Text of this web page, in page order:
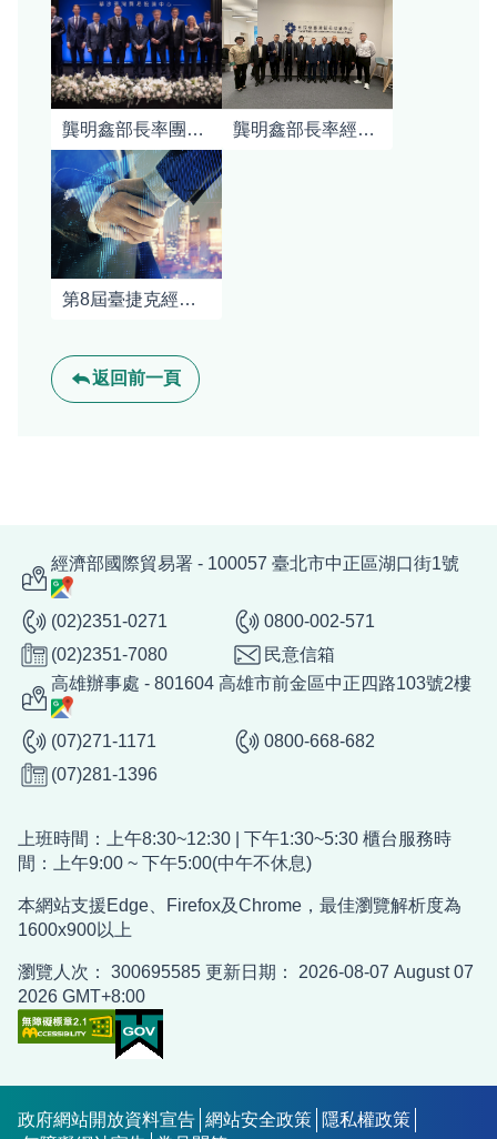
龔明鑫部長率團訪波蘭 揭牌「華沙貿易投資中心」 深化民主供應鏈夥伴關係 龔明鑫部長率經貿訪團四訪捷克 深化臺捷經貿夥伴關係
第8屆臺捷克經技諮商會議，持續深化雙邊經貿合作
返回前一頁
經濟部國際貿易署 - 100057 臺北市中正區湖口街1號
(02)2351-0271
0800-002-571
(02)2351-7080
民意信箱
高雄辦事處 - 801604 高雄市前金區中正四路103號2樓
(07)271-1171
0800-668-682
(07)281-1396
上班時間：上午8:30~12:30 | 下午1:30~5:30 櫃台服務時
間：上午9:00 ~ 下午5:00(中午不休息)
本網站支援Edge、Firefox及Chrome，最佳瀏覽解析度為
1600x900以上
瀏覽人次： 300695585 更新日期： 2026-08-07 August 07
2026 GMT+8:00
政府網站開放資料宣告 網站安全政策
隱私權政策